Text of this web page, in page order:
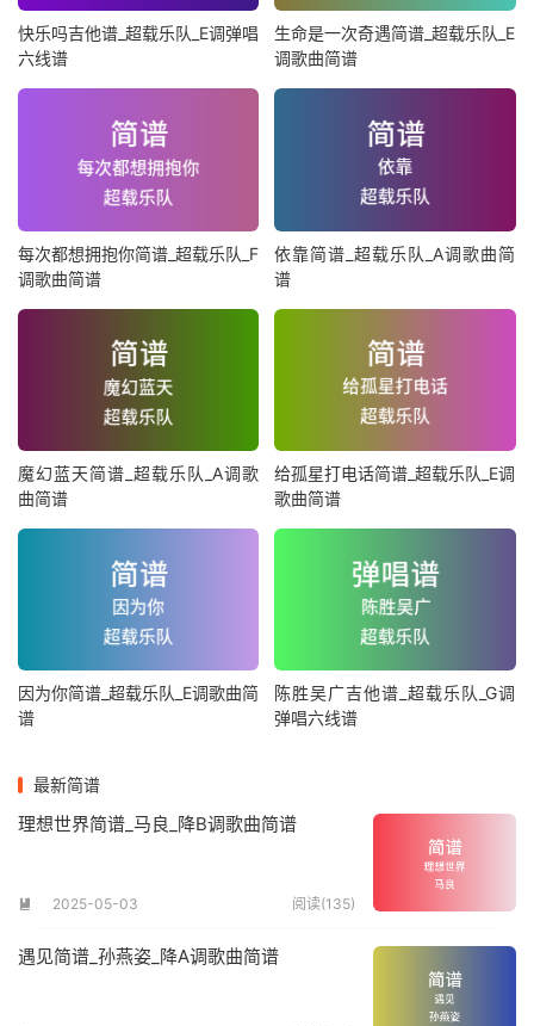
快乐吗吉他谱_超载乐队_E调弹唱
六线谱
生命是一次奇遇简谱_超载乐队_E
调歌曲简谱
每次都想拥抱你简谱_超载乐队_F
调歌曲简谱
依靠简谱_超载乐队_A调歌曲简
谱
魔幻蓝天简谱_超载乐队_A调歌
曲简谱
给孤星打电话简谱_超载乐队_E调
歌曲简谱
因为你简谱_超载乐队_E调歌曲简
谱
陈胜吴广吉他谱_超载乐队_G调
弹唱六线谱
最新简谱
理想世界简谱_马良_降B调歌曲简谱
 2025-05-03 阅读(135)
遇见简谱_孙燕姿_降A调歌曲简谱